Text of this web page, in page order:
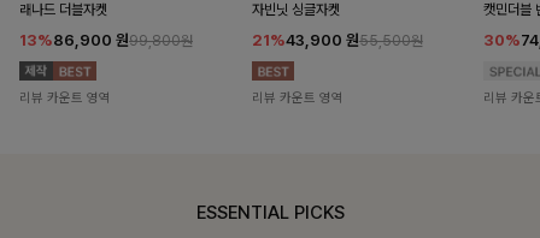
래나드 더블자켓
13%86,900 원99,800원
리뷰 카운트 영역
자빈닛 싱글자켓
21%43,900 원55,500원
리뷰 카운트 영역
캣민더블
30%
리뷰 카운
ESSENTIAL PICKS